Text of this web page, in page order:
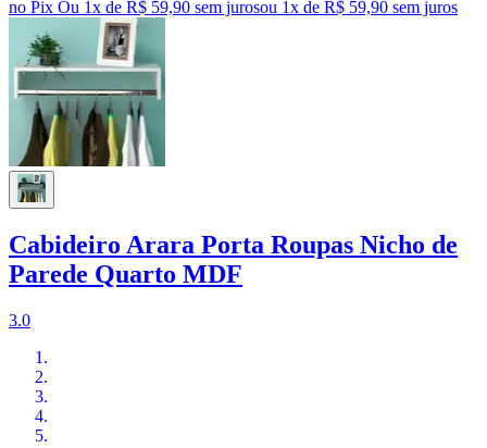
no Pix Ou 1x de R$ 59,90 sem jurosou 1x de R$ 59,90 sem juros
Cabideiro Arara Porta Roupas Nicho de
Parede Quarto MDF
3.0